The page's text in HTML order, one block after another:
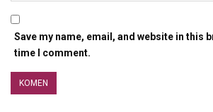
Save my name, email, and website in this
time I comment.